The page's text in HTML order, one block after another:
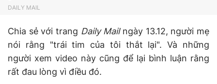
chép dưới mọi hình thức nếu không có sự chấp thuận bằng văn
DAILY MAIL
Chia sẻ với trang Daily Mailngày 13.12, người mẹ
nói rằng "trái tim của tôi thắt lại". Và những
người xem video này cũng để lại bình luận rằng
rất đau lòng vì điều đó.